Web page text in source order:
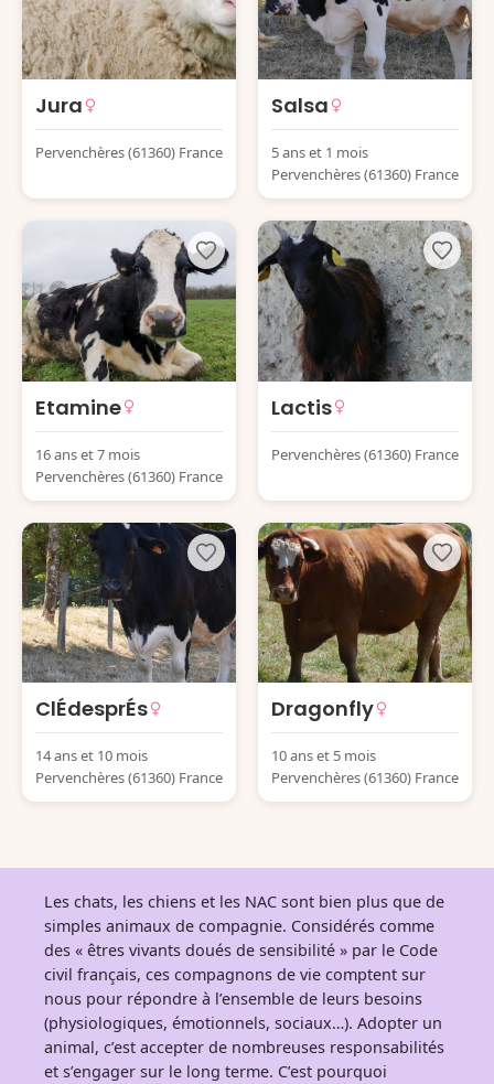
Jura
Pervenchères (61360) France
Salsa
5 ans et 1 mois
Pervenchères (61360) France
Etamine
16 ans et 7 mois
Pervenchères (61360) France
Lactis
Pervenchères (61360) France
ClÉdesprÉs
14 ans et 10 mois
Pervenchères (61360) France
Dragonfly
10 ans et 5 mois
Pervenchères (61360) France
Les chats, les chiens et les NAC sont bien plus que de
simples animaux de compagnie. Considérés comme
des « êtres vivants doués de sensibilité » par le Code
civil français, ces compagnons de vie comptent sur
nous pour répondre à l’ensemble de leurs besoins
(physiologiques, émotionnels, sociaux…). Adopter un
animal, c’est accepter de nombreuses responsabilités
et s’engager sur le long terme. C’est pourquoi